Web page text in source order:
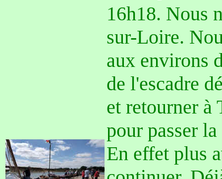
16h18. Nous
sur-Loire.
aux environs
de l'escadre
et retourner à
pour passer
En effet plus